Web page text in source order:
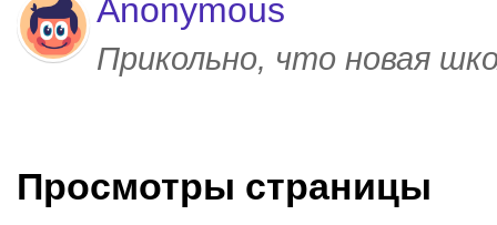
Anonymous
Прикольно, что новая
Просмотры страницы